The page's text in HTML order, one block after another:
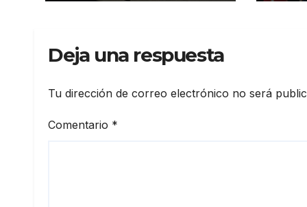
Deja una respuesta
Tu dirección de correo electrónico no será
Comentario *